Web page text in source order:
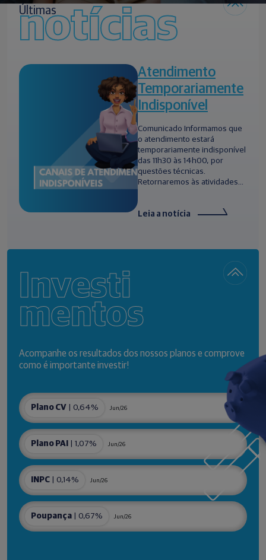
Últimas
notícias
Atendimento
Temporariamente
Indisponível
Comunicado Informamos que
o atendimento estará
temporariamente indisponível
das 11h30 às 14h00, por
questões técnicas.
Retornaremos às atividades...
Leia a notícia
Investi
mentos
Acompanhe os resultados dos nossos planos e comprove
como é importante investir!
Plano CV | 0,64% Jun/26
Plano PAI | 1,07% Jun/26
INPC | 0,14% Jun/26
Poupança | 0,67% Jun/26